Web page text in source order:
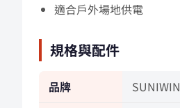
適合戶外場地供電
規格與配件
品牌
SUNIWIN